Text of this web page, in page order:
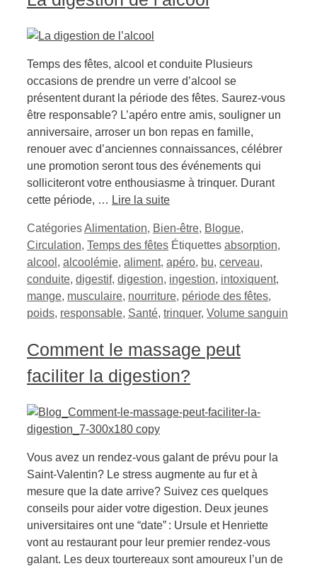
Temps des fêtes, alcool et conduite Plusieurs
occasions de prendre un verre d’alcool se
présentent durant la période des fêtes. Saurez-vous
être responsable? L’apéro entre amis, souligner un
anniversaire, arroser un bon repas en famille,
renouer avec d’anciennes connaissances, célébrer
une promotion seront tous des événements qui
solliciteront votre enthousiasme à trinquer. Durant
cette période, … Lire la suite
CatégoriesAlimentation, Bien-être, Blogue,
Circulation, Temps des fêtes Étiquettes absorption,
alcool , alcoolémie, aliment, apéro, bu, cerveau,
conduite, digestif, digestion, ingestion, intoxiquent,
mange, musculaire, nourriture, période des fêtes,
poids, responsable, Santé, trinquer, Volume sanguin
Comment le massage peut
faciliter la digestion?
Vous avez un rendez-vous galant de prévu pour la
Saint-Valentin? Le stress augmente au fur et à
mesure que la date arrive? Suivez ces quelques
conseils pour aider votre digestion. Deux jeunes
universitaires ont une “date” : Ursule et Henriette
vont au restaurant pour leur premier rendez-vous
galant. Les deux tourtereaux sont amoureux l’un de